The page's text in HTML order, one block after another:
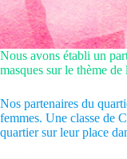
Nous avons établi un
masques sur le thème
Nos partenaires du
femmes. Une classe de
quartier sur leur place